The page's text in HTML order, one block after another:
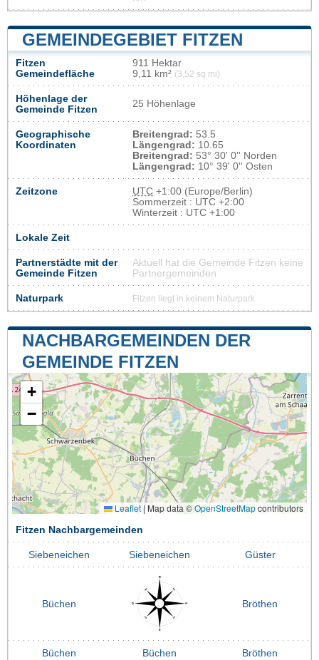
GEMEINDEGEBIET FITZEN
Fitzen
Gemeindefläche
911 Hektar
9,11 km² (3,52 sq mi)
Höhenlage der
Gemeinde Fitzen
25 Höhenlage
Geographische
Koordinaten
Breitengrad: 53.5
Längengrad: 10.65
Breitengrad: 53° 30' 0'' Norden
Längengrad: 10° 39' 0'' Osten
Zeitzone UTC +1:00 (Europe/Berlin)
Sommerzeit : UTC +2:00
Winterzeit : UTC +1:00
Lokale Zeit
Partnerstädte mit der
Gemeinde Fitzen
Aktuell hat die Gemeinde Fitzen keine
Partnergemeinden
Naturpark Fitzen liegt in keinem Naturpark
NACHBARGEMEINDEN DER
GEMEINDE FITZEN
+
−
Leaflet | Map data ©OpenStreetMapcontributors
Fitzen Nachbargemeinden
Siebeneichen Siebeneichen Güster
Büchen Bröthen
Büchen Büchen Bröthen